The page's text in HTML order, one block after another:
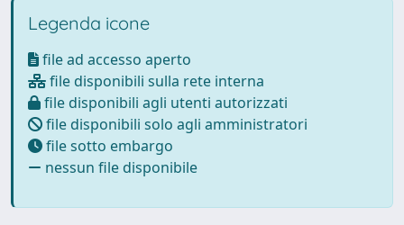
Legenda icone
file ad accesso aperto
file disponibili sulla rete interna
file disponibili agli utenti autorizzati
file disponibili solo agli amministratori
file sotto embargo
nessun file disponibile